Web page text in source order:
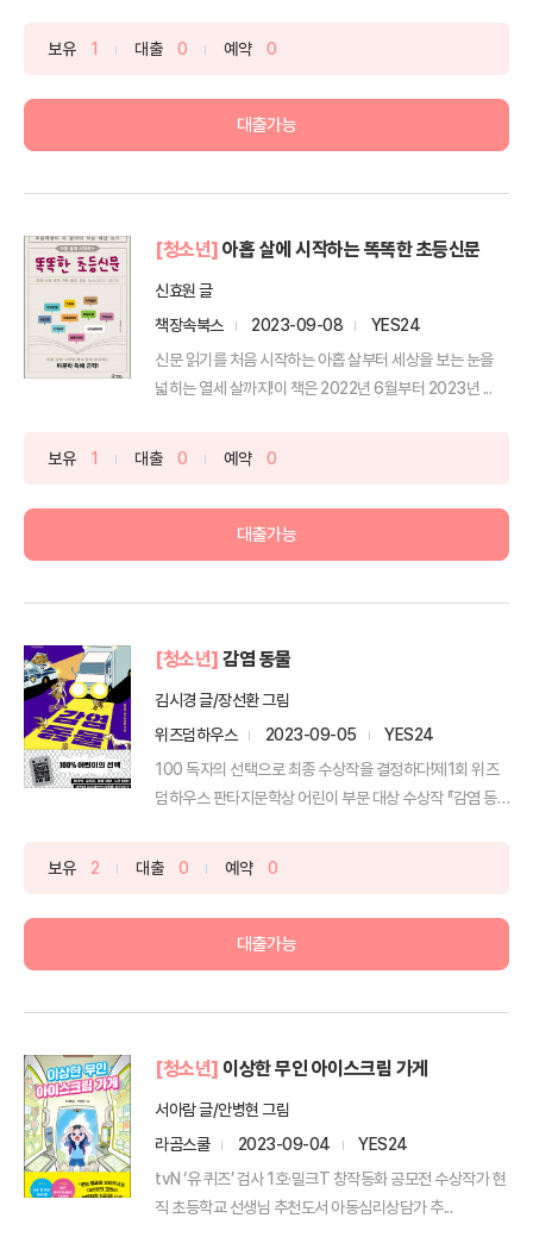
보유 1 대출 0 예약 0
대출가능
[청소년] 아홉 살에 시작하는 똑똑한 초등신문
신효원 글
책장속북스
2023-09-08
YES24
신문 읽기를 처음 시작하는 아홉 살부터 세상을 보는 눈을
넓히는 열세 살까지!이 책은 2022년 6월부터 2023년 ...
보유 1 대출 0 예약 0
대출가능
[청소년] 감염 동물
김시경 글/장선환 그림
위즈덤하우스
2023-09-05
YES24
100 독자의 선택으로 최종 수상작을 결정하다!제1회 위즈
덤하우스 판타지문학상 어린이 부문 대상 수상작 『감염 동
보유 2 대출 0 예약 0
대출가능
[청소년] 이상한 무인 아이스크림 가게
서아람 글/안병현 그림
라곰스쿨
2023-09-04
YES24
tvN ‘유 퀴즈’ 검사 1호·밀크T 창작동화 공모전 수상작가 현
직 초등학교 선생님 추천도서 아동심리상담가 추...